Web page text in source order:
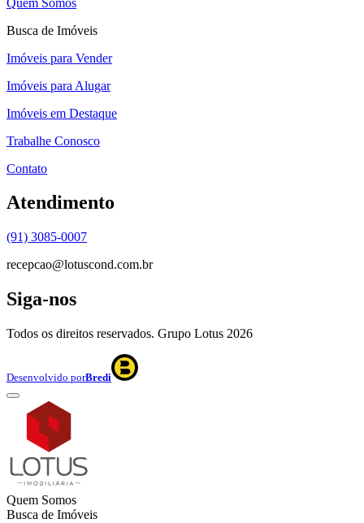
Busca de Imóveis
Imóveis para Vender
Imóveis para Alugar
Imóveis em Destaque
Trabalhe Conosco
Contato
Atendimento
(91) 3085-0007
recepcao@lotuscond.com.br
Siga-nos
Todos os direitos reservados. Grupo Lotus 2026
Desenvolvido porBredi
Quem Somos
Busca de Imóveis